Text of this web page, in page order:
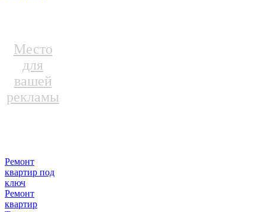
Место
для
вашей
рекламы
Ремонт
квартир под
ключ
Ремонт
квартир